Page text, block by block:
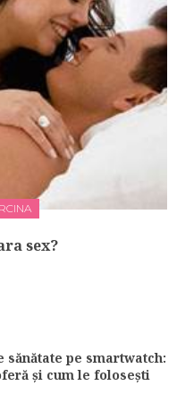
sex?
sănătate pe smartwatch:
și cum le folosești